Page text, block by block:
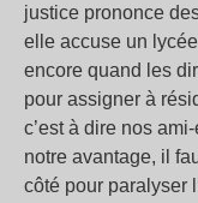
justice prononce
elle accuse un
encore quand les
pour assigner à
c’est à dire nos
notre avantage, il
côté pour paralyser